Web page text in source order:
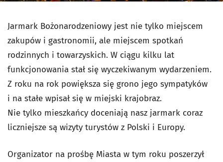
Jarmark Bożonarodzeniowy jest nie tylko miejscem
zakupów i gastronomii, ale miejscem spotkań
rodzinnych i towarzyskich. W ciągu kilku lat
funkcjonowania stał się wyczekiwanym wydarzeniem.
Z roku na rok powiększa się grono jego sympatyków
i na stałe wpisał się w miejski krajobraz.
Nie tylko mieszkańcy doceniają nasz jarmark coraz
liczniejsze są wizyty turystów z Polski i Europy.
Organizator na prośbę Miasta w tym roku poszerzył